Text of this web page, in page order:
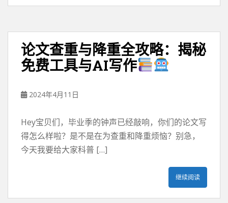
论文查重与降重全攻略：揭秘
免费工具与AI写作
2024年4月11日
Hey宝贝们，毕业季的钟声已经敲响，你们的论文写
得怎么样啦？是不是在为查重和降重烦恼？别急，
今天我要给大家科普 […]
继续阅读